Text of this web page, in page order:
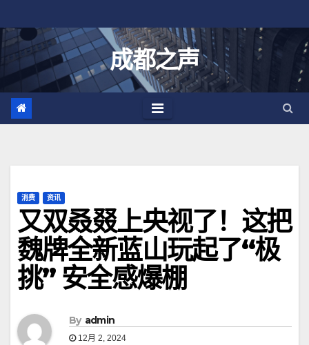
至
成都之声
消费 资讯
又双叒叕上央视了！这把
魏牌全新蓝山玩起了“极
挑” 安全感爆棚
By admin
12月 2, 2024